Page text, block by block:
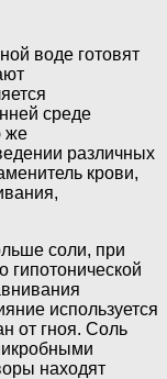
воде готовят
среде
же
различных
крови,
соли, при
гипотонической
используется
от гноя. Соль
находят